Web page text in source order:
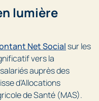
lumière
Net Socialsur les
vers la
auprès des
d’Allocations
de Santé (MAS).